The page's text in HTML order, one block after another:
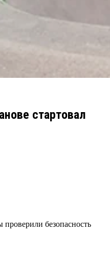
стартовал
безопасность